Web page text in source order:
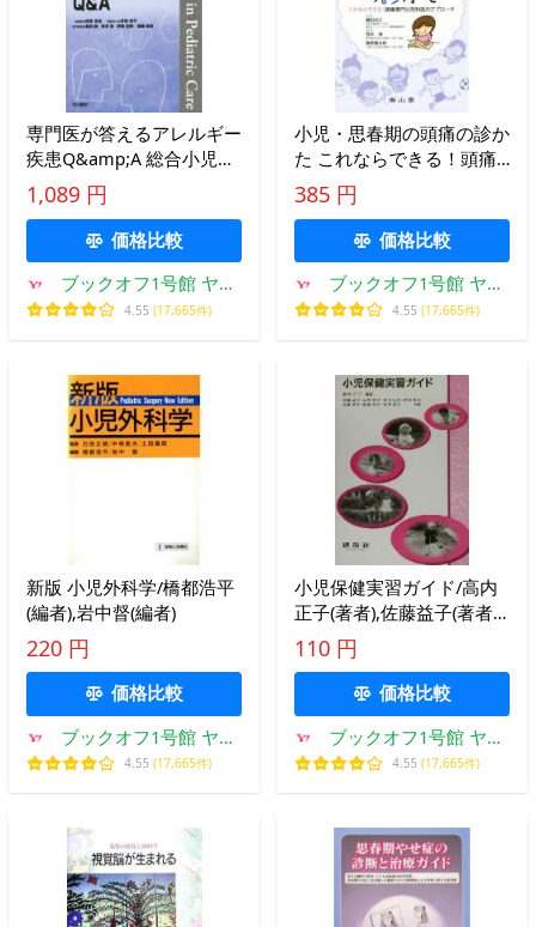
専門医が答えるアレルギー
疾患Q&amp;A 総合小児医
療カンパニア/田原卓浩(編
者),亀田誠(編者),
1,089 円
価格比較
ブックオフ1号館 ヤフ
ーショッピング店
4.55 (17,665件)
小児・思春期の頭痛の診か
た これならできる！頭痛
専門小児科医のアプロー
チ/荒木清(編者),桑原健太
385 円
価格比較
ブックオフ1号館 ヤフ
ーショッピング店
4.55 (17,665件)
新版 小児外科学/橋都浩平
(編者),岩中督(編者)
220 円
価格比較
ブックオフ1号館 ヤフ
ーショッピング店
4.55 (17,665件)
小児保健実習ガイド/高内
正子(著者),佐藤益子(著者),
白野幸子(著者),宮川公子
(著者
110 円
価格比較
ブックオフ1号館 ヤフ
ーショッピング店
4.55 (17,665件)